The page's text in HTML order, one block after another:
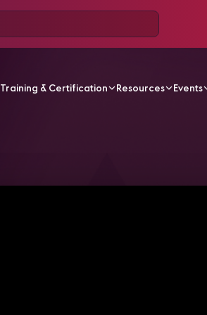
Training & Certification Resources Events